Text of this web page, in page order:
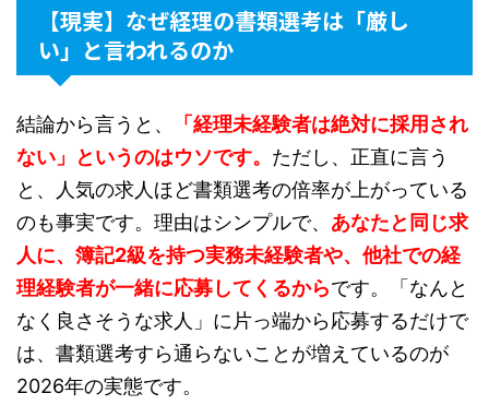
【現実】なぜ経理の書類選考は「厳し
い」と言われるのか
結論から言うと、
「経理未経験者は絶対に採用され
ない」というのはウソです。 ただし、正直に言う
と、人気の求人ほど書類選考の倍率が上がっている
のも事実です。理由はシンプルで、 あなたと同じ求
人に、簿記2級を持つ実務未経験者や、他社での経
理経験者が一緒に応募してくるからです。「なんと
なく良さそうな求人」に片っ端から応募するだけで
は、書類選考すら通らないことが増えているのが
2026年の実態です。